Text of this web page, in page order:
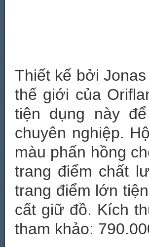
Thiết kế bởi
thế giới của
tiện dụng này
chuyên nghiệp.
màu phấn hồng
trang điểm chất
trang điểm lớn
cất giữ đồ. Kích
tham khảo: